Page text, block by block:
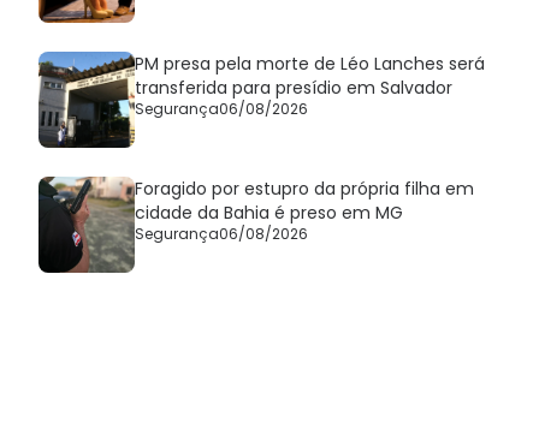
PM presa pela morte de Léo Lanches será
transferida para presídio em Salvador
Segurança06/08/2026
Foragido por estupro da própria filha em
cidade da Bahia é preso em MG
Segurança06/08/2026